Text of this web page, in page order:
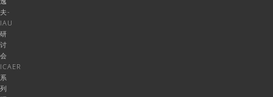
夫-
IAU
研
讨
会
ICAER
系
列